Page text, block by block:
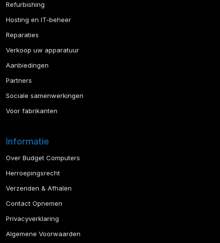
Refurbishing
Hosting en IT-beheer
Reparaties
Verkoop uw apparatuur
Aanbiedingen
Partners
Sociale samenwerkingen
Voor fabrikanten
Informatie
Over Budget Computers
Herroepingsrecht
Verzenden & Afhalen
Contact Opnemen
Privacyverklaring
Algemene Voorwaarden